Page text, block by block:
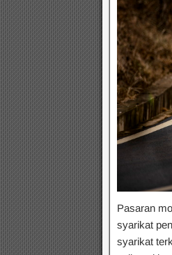
Pasaran
syarikat
syarikat